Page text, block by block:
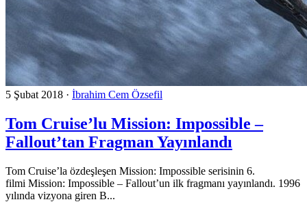
5 Şubat 2018 · İbrahim Cem Özsefil
Tom Cruise’lu Mission: Impossible –
Fallout’tan Fragman Yayınlandı
Tom Cruise’la özdeşleşen Mission: Impossible serisinin 6.
filmi Mission: Impossible – Fallout’un ilk fragmanı yayınlandı. 1996
yılında vizyona giren B...